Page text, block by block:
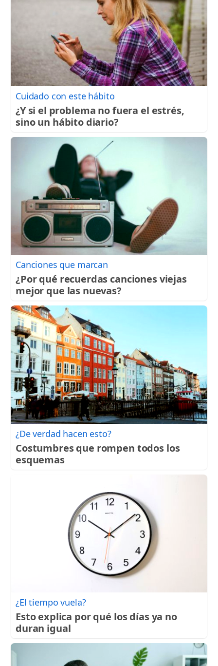
Cuidado con este hábito
¿Y si el problema no fuera el estrés,
sino un hábito diario?
Canciones que marcan
¿Por qué recuerdas canciones viejas
mejor que las nuevas?
¿De verdad hacen esto?
Costumbres que rompen todos los
esquemas
¿El tiempo vuela?
Esto explica por qué los días ya no
duran igual